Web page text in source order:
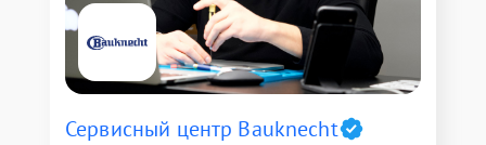
Сервисный центр Bauknecht